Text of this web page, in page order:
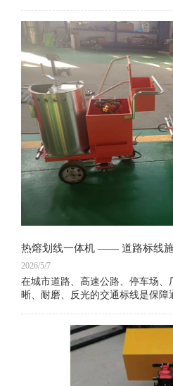
热熔划线一体机 —— 道路标线
2026/5/7
在城市道路、高速公路、停车场、
晰、耐磨、反光的交通标线是保